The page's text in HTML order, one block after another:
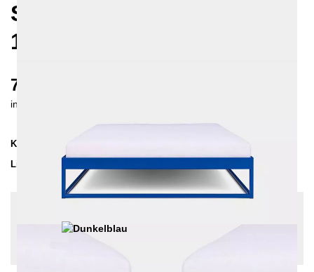
SIMPLEX METALLBETT
160X200
770 €
inkl. MwSt. inkl. Versandkosten (DE)
Kollektion
Lieferzeit